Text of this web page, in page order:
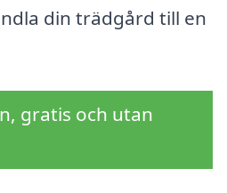
din trädgård till en
gratis och utan